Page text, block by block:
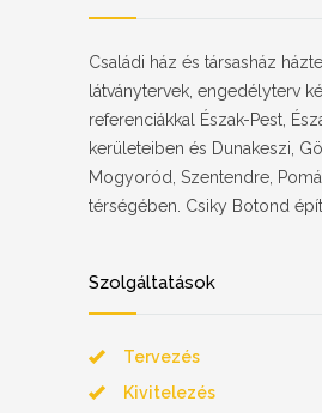
Családi ház és társasház
látványtervek, engedélyterv
referenciákkal Észak-Pest,
kerületeiben és Dunakeszi,
Mogyoród, Szentendre,
térségében. Csiky Botond
Szolgáltatások
Tervezés
Kivitelezés